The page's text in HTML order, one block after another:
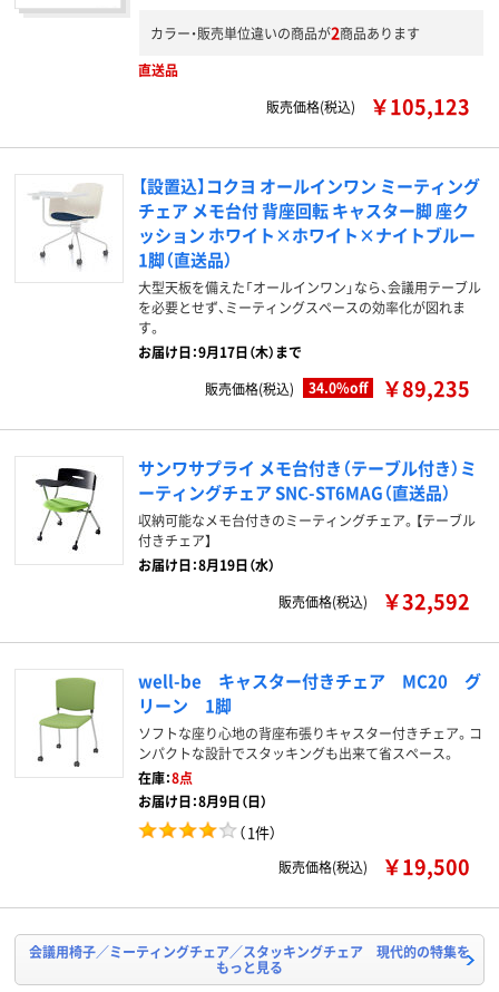
カラー・販売単位違いの商品が2商品あります
直送品
販売価格(税込)
￥105,123
【設置込】コクヨ オールインワン ミーティング
チェア メモ台付 背座回転 キャスター脚 座ク
ッション ホワイト×ホワイト×ナイトブルー
1脚（直送品）
大型天板を備えた「オールインワン」なら、会議用テーブル
を必要とせず、ミーティングスペースの効率化が図れま
す。
お届け日：9月17日（木）まで
販売価格(税込)
34.0%off ￥89,235
サンワサプライ メモ台付き（テーブル付き）ミ
ーティングチェア SNC-ST6MAG（直送品）
収納可能なメモ台付きのミーティングチェア。【テーブル
付きチェア】
お届け日：8月19日（水）
販売価格(税込)
￥32,592
well-be キャスター付きチェア MC20 グ
リーン 1脚
ソフトな座り心地の背座布張りキャスター付きチェア。コ
ンパクトな設計でスタッキングも出来て省スペース。
在庫：8点
お届け日：8月9日（日）
（1件）
販売価格(税込) ￥19,500
会議用椅子／ミーティングチェア／スタッキングチェア 現代的の特集を
もっと見る